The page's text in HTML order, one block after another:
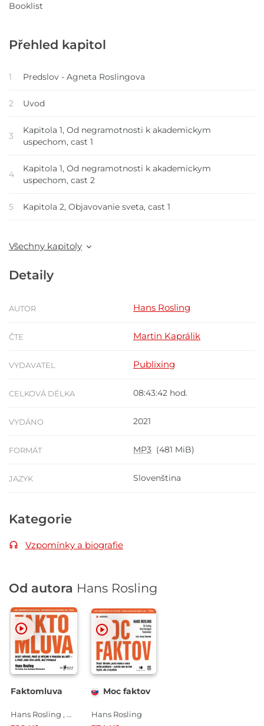
Booklist
Přehled kapitol
1 Predslov - Agneta Roslingova
2 Uvod
3
Kapitola 1, Od negramotnosti k akademickym
uspechom, cast 1
4
Kapitola 1, Od negramotnosti k akademickym
uspechom, cast 2
5 Kapitola 2, Objavovanie sveta, cast 1
Všechny kapitoly
Detaily
AUTOR Hans Rosling
ČTE Martin Kaprálik
VYDAVATEL Publixing
CELKOVÁ DÉLKA 08:43:42 hod.
VYDÁNO 2021
FORMÁT MP3 (481 MiB)
JAZYK Slovenština
Kategorie
Vzpomínky a biografie
Od autora Hans Rosling
Faktomluva
Hans Rosling , Ola Rosling , Anna Roslingová Rönnlundová
Moc faktov
Hans Rosling